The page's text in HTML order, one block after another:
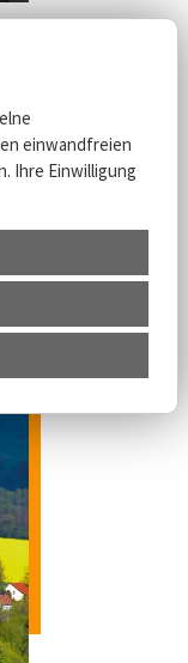
einwandfreien
Ihre Einwilligung